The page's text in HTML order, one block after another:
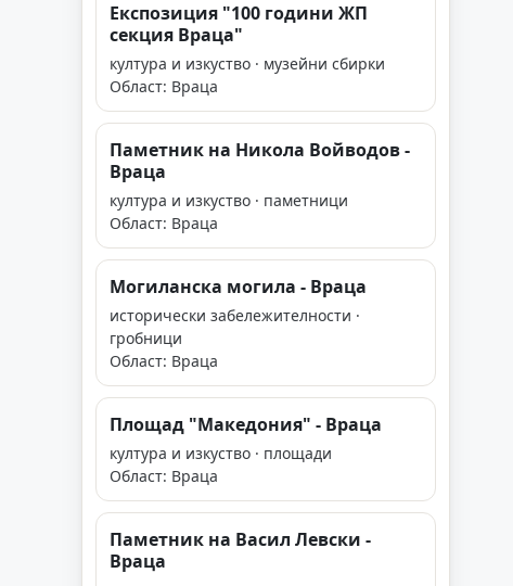
Експозиция "100 години ЖП
секция Враца"
култура и изкуство · музейни сбирки
Област: Враца
Паметник на Никола Войводов -
Враца
култура и изкуство · паметници
Област: Враца
Могиланска могила - Враца
исторически забележителности ·
гробници
Област: Враца
Площад "Македония" - Враца
култура и изкуство · площади
Област: Враца
Паметник на Васил Левски -
Враца